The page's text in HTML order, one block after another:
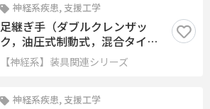
神経系疾患, 支援工学
足継ぎ手（ダブルクレンザッ
ク，油圧式制動式，混合タイ
プ）
【神経系】装具関連シリーズ
神経系疾患, 支援工学